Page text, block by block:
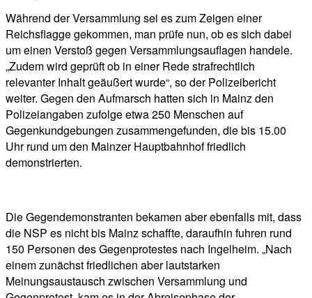
Während der Versammlung sei es zum Zeigen einer
Reichsflagge gekommen, man prüfe nun, ob es sich dabei
um einen Verstoß gegen Versammlungsauflagen handele.
„Zudem wird geprüft ob in einer Rede strafrechtlich
relevanter Inhalt geäußert wurde“, so der Polizeibericht
weiter. Gegen den Aufmarsch hatten sich in Mainz den
Polizeiangaben zufolge etwa 250 Menschen auf
Gegenkundgebungen zusammengefunden, die bis 15.00
Uhr rund um den Mainzer Hauptbahnhof friedlich
demonstrierten.
Die Gegendemonstranten bekamen aber ebenfalls mit, dass
die NSP es nicht bis Mainz schaffte, daraufhin fuhren rund
150 Personen des Gegenprotestes nach Ingelheim. „Nach
einem zunächst friedlichen aber lautstarken
Meinungsaustausch zwischen Versammlung und